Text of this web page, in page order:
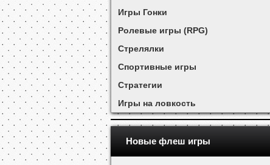
Игры Гонки
Ролевые игры (RPG)
Стрелялки
Спортивные игры
Стратегии
Игры на ловкость
Новые флеш игры